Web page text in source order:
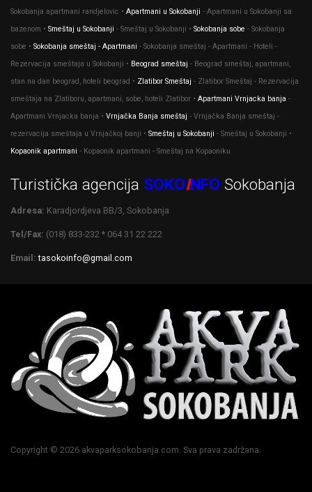
Sokobanja apartmani randjelovic • Apartmani u Sokobanji - Apartmani u Sokobanji sa
bazenom • Smeštaj u Sokobanji - Smeštaj u Sokobanji • Sokobanja sobe - Sokobanja
sobe • Sokobanja smeštaj - Apartmani - Sokobanja smeštaj - Apartmani - Hoteli -
Rezervacija smeštaja u Sokobanji • Beograd smeštaj - Beograd smeštaj, apartmani,
stan na dan beograd, hoteli beograd • Zlatibor Smeštaj - Zlatibor Smeštaj - Rezervacija
smeštaja na Zlatiboru, apartmani, sobe, hoteli Zlatibor • Apartmani Vrnjacka banja -
Apartmani Vrnjacka banja • Vrnjačka Banja smeštaj - Vrnjačka Banja smeštaj -
rezervacija smeštaja u Vrnjačkoj banji • Smeštaj u Sokobanji - Smeštaj u Sokobanji •
Kopaonik apartmani - Kopaonik apartmani - Smeštaj na Kopaoniku
Turistička agencija SOKOINFO Sokobanja
Adresa: Karadjordjeva BB/3, Sokobanja
Tel/Fax: (018) 833-232 * 064 31 22 222
Email: tasokoinfo@gmail.com
Copyright © 2026 akvaparksokobanja.com. Sva prava zadržana.